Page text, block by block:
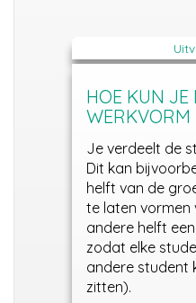
HOE KUN JE
WERKVORM
Je verdeelt de
Dit kan
helft van de
te laten vormen
andere helft
zodat elke
andere student
zitten).